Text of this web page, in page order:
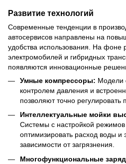
Развитие технологий
Современные тенденции в
автосервисов направлены на
удобства использования. На фоне
электромобилей и гибридных
появляются инновационные
Умные компрессоры: Модели
контролем давления и
позволяют точно регулировать
Интеллектуальные мойки
Системы с настройкой
оптимизировать расход воды и
зависимости от загрязнения.
Многофункциональные